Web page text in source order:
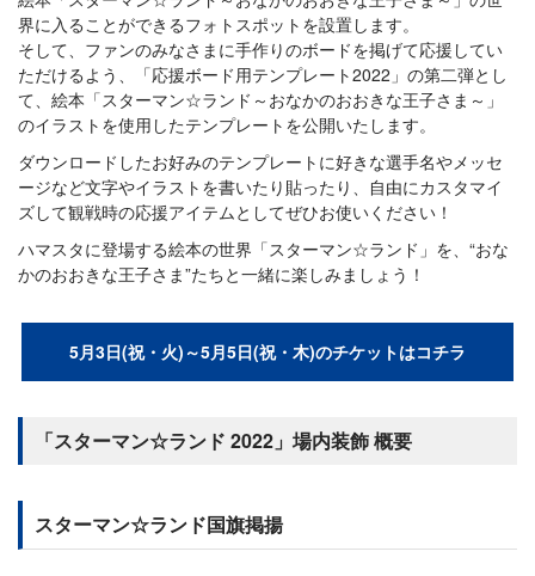
界に入ることができるフォトスポットを設置します。
そして、ファンのみなさまに手作りのボードを掲げて応援してい
ただけるよう、「応援ボード用テンプレート2022」の第二弾とし
て、絵本「スターマン☆ランド～おなかのおおきな王子さま～」
のイラストを使用したテンプレートを公開いたします。
ダウンロードしたお好みのテンプレートに好きな選手名やメッセ
ージなど文字やイラストを書いたり貼ったり、自由にカスタマイ
ズして観戦時の応援アイテムとしてぜひお使いください！
ハマスタに登場する絵本の世界「スターマン☆ランド」を、“おな
かのおおきな王子さま”たちと一緒に楽しみましょう！
5月3日(祝・火)～5月5日(祝・木)のチケットはコチラ
「スターマン☆ランド 2022」場内装飾 概要
スターマン☆ランド国旗掲揚